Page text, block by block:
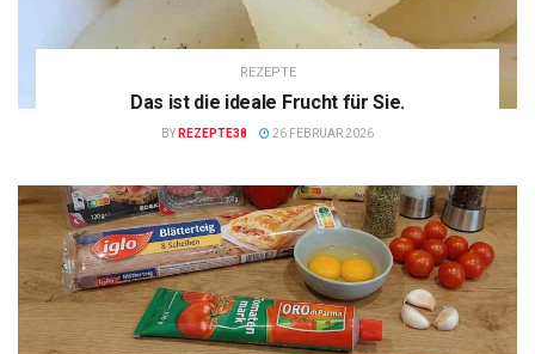
REZEPTE
Das ist die ideale Frucht für Sie.
BY REZEPTE38 26 FEBRUAR 2026